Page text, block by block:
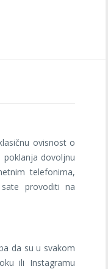
ovisnost o
dovoljnu
telefonima,
provoditi na
da su u svakom
ili Instagramu